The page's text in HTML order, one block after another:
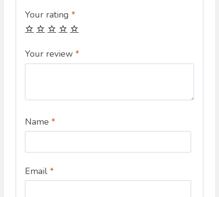
Your rating *
Your review *
Name *
Email *